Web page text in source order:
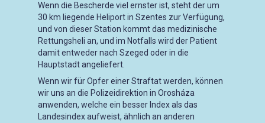
Wenn die Bescherde viel ernster ist, steht der um
30 km liegende Heliport in Szentes zur Verfügung,
und von dieser Station kommt das medizinische
Rettungsheli an, und im Notfalls wird der Patient
damit entweder nach Szeged oder in die
Hauptstadt angeliefert.
Wenn wir für Opfer einer Straftat werden, können
wir uns an die Polizeidirektion in Orosháza
anwenden, welche ein besser Index als das
Landesindex aufweist, ähnlich an anderen